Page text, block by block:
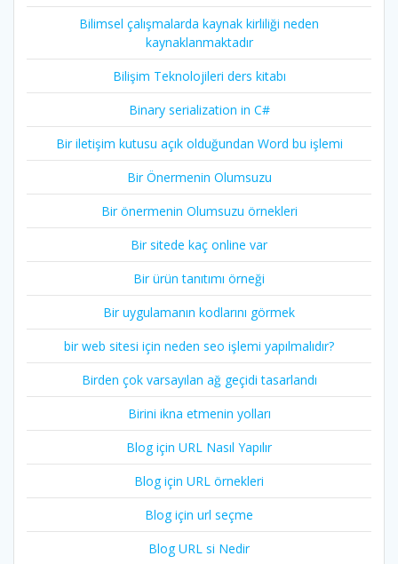
Bilimsel çalışmalarda kaynak kirliliği neden
kaynaklanmaktadır
Bilişim Teknolojileri ders kitabı
Binary serialization in C#
Bir iletişim kutusu açık olduğundan Word bu işlemi
Bir Önermenin Olumsuzu
Bir önermenin Olumsuzu örnekleri
Bir sitede kaç online var
Bir ürün tanıtımı örneği
Bir uygulamanın kodlarını görmek
bir web sitesi için neden seo işlemi yapılmalıdır?
Birden çok varsayılan ağ geçidi tasarlandı
Birini ikna etmenin yolları
Blog için URL Nasıl Yapılır
Blog için URL örnekleri
Blog için url seçme
Blog URL si Nedir